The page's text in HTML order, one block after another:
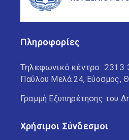
Πληροφορίες
Τηλεφωνικό κέντρο: 2313
Παύλου Μελά 24, Εύοσμος,
Γραμμή Εξυπηρέτησης του
Χρήσιμοι Σύνδεσμοι